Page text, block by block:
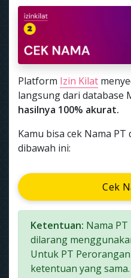
Platform Izin Kilat
langsung dari database
hasilnya 100% akurat.
Kamu bisa cek Nama
dibawah ini:
Cek
Ketentuan: Nama
dilarang
Untuk PT
ketentuan yang sama.